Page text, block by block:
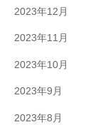
2023年12月
2023年11月
2023年10月
2023年9月
2023年8月